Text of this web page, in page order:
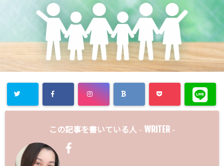
この記事を書いている人 - WRITER -